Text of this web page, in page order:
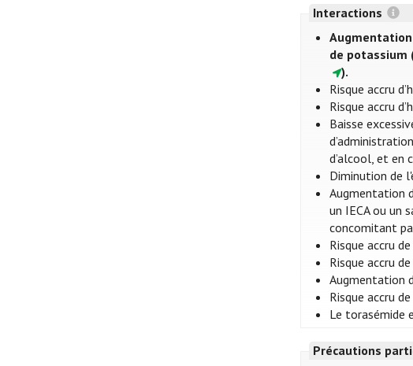
Interactions
Augmentation
de potassium
).
Risque accru
Risque accru
Baisse
d’alcool, et en
Diminution de
Augmentation
un IECA ou un
concomitant
Risque accru
Risque accru
Augmentation
Risque accru
Le torasémide
Précautions